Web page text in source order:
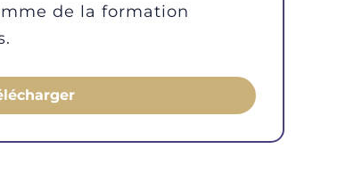
de la formation